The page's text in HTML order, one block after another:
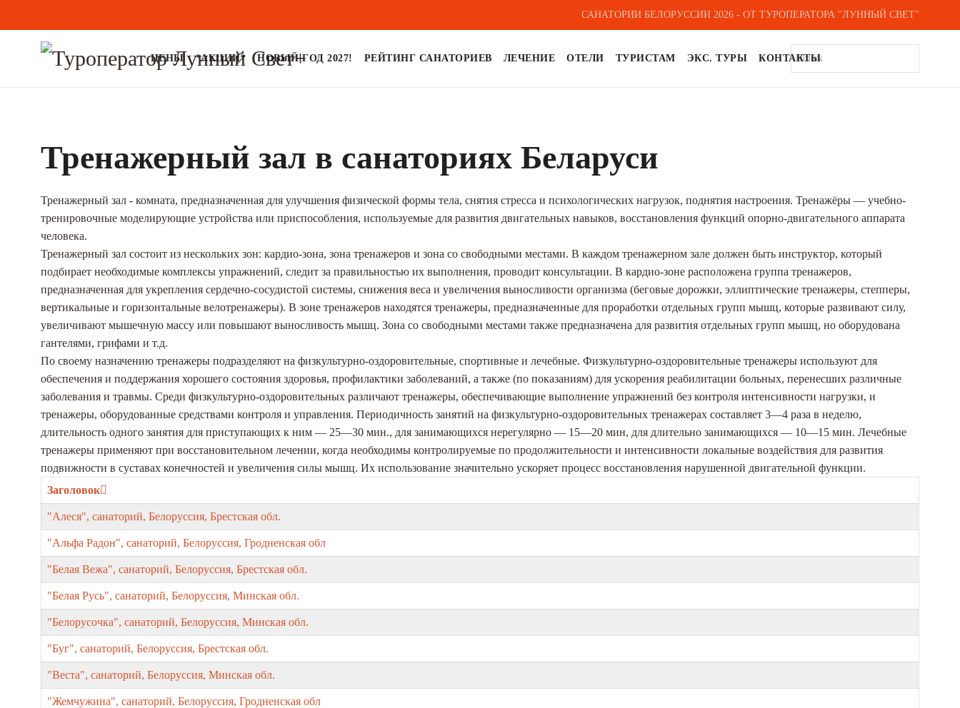
САНАТОРИИ БЕЛОРУССИИ 2026 - ОТ ТУРОПЕРАТОРА "ЛУННЫЙ СВЕТ"
ЦЕНЫ *АКЦИИ* НОВЫЙ ГОД 2027! РЕЙТИНГ САНАТОРИЕВ ЛЕЧЕНИЕ ОТЕЛИ ТУРИСТАМ ЭКС. ТУРЫ КОНТАКТЫ
Тренажерный зал в санаториях Беларуси
Тренажерный зал - комната, предназначенная для улучшения физической формы тела, снятия стресса и психологических нагрузок, поднятия настроения. Тренажёры — учебно-
тренировочные моделирующие устройства или приспособления, используемые для развития двигательных навыков, восстановления функций опорно-двигательного аппарата
человека.
Тренажерный зал состоит из нескольких зон: кардио-зона, зона тренажеров и зона со свободными местами. В каждом тренажерном зале должен быть инструктор, который
подбирает необходимые комплексы упражнений, следит за правильностью их выполнения, проводит консультации. В кардио-зоне расположена группа тренажеров,
предназначенная для укрепления сердечно-сосудистой системы, снижения веса и увеличения выносливости организма (беговые дорожки, эллиптические тренажеры, степперы,
вертикальные и горизонтальные велотренажеры). В зоне тренажеров находятся тренажеры, предназначенные для проработки отдельных групп мышц, которые развивают силу,
увеличивают мышечную массу или повышают выносливость мышц. Зона со свободными местами также предназначена для развития отдельных групп мышц, но оборудована
гантелями, грифами и т.д.
По своему назначению тренажеры подразделяют на физкультурно-оздоровительные, спортивные и лечебные. Физкультурно-оздоровительные тренажеры используют для
обеспечения и поддержания хорошего состояния здоровья, профилактики заболеваний, а также (по показаниям) для ускорения реабилитации больных, перенесших различные
заболевания и травмы. Среди физкультурно-оздоровительных различают тренажеры, обеспечивающие выполнение упражнений без контроля интенсивности нагрузки, и
тренажеры, оборудованные средствами контроля и управления. Периодичность занятий на физкультурно-оздоровительных тренажерах составляет 3—4 раза в неделю,
длительность одного занятия для приступающих к ним — 25—30 мин., для занимающихся нерегулярно — 15—20 мин, для длительно занимающихся — 10—15 мин. Лечебные
тренажеры применяют при восстановительном лечении, когда необходимы контролируемые по продолжительности и интенсивности локальные воздействия для развития
подвижности в суставах конечностей и увеличения силы мышц. Их использование значительно ускоряет процесс восстановления нарушенной двигательной функции.
Заголовок
"Алеся", санаторий, Белоруссия, Брестская обл.
"Альфа Радон", санаторий, Белоруссия, Гродненская обл
"Белая Вежа", санаторий, Белоруссия, Брестская обл.
"Белая Русь", санаторий, Белоруссия, Минская обл.
"Белорусочка", санаторий, Белоруссия, Минская обл.
"Буг", санаторий, Белоруссия, Брестская обл.
"Веста", санаторий, Белоруссия, Минская обл.
"Жемчужина", санаторий, Белоруссия, Гродненская обл